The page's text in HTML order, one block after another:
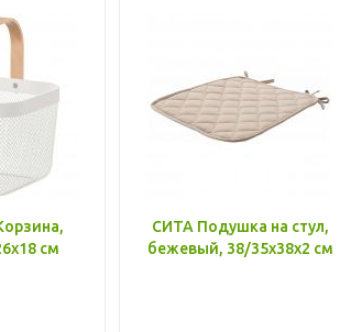
см
СИТА Подушка на стул,
бежевый, 38/35x38x2 см